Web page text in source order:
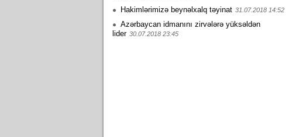
Hakimlərimizə beynəlxalq təyinat 31.07.2018 14:52
Azərbaycan idmanını zirvələrə yüksəldən
lider 30.07.2018 23:45